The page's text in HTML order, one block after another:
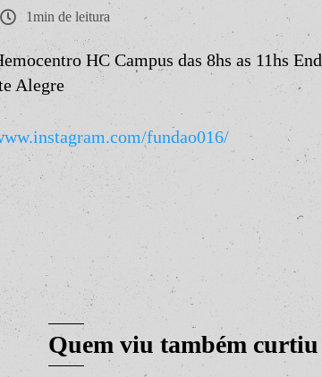
1min de leitura
HC Campus das 8hs as 11hs
Alegre
fundao016/
Quem viu também curtiu